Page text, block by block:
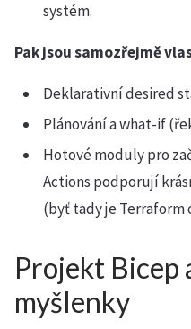
systém.
Pak jsou samozřejmě
Deklarativní desired
Plánování a what-if
Hotové moduly pro
Actions podporují
(byť tady je Terraform
Projekt Bicep
myšlenky